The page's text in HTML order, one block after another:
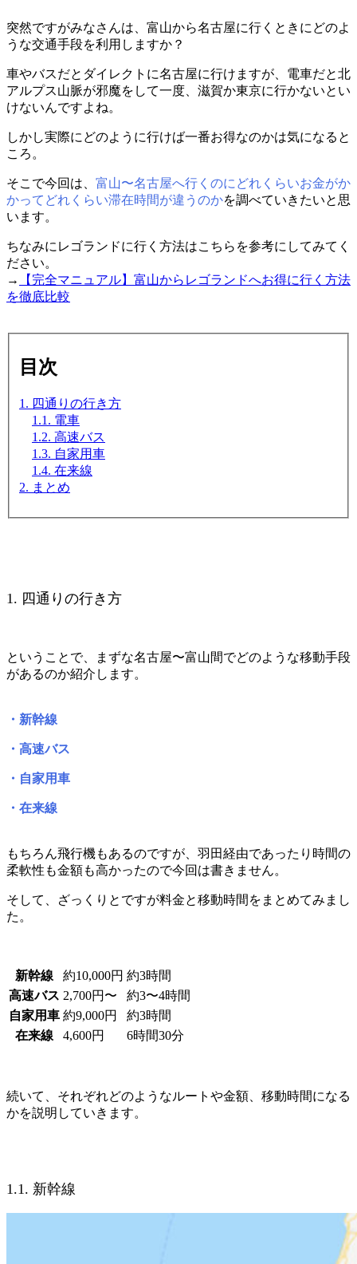
突然ですがみなさんは、富山から名古屋に行くときにどのよ
うな交通手段を利用しますか？
車やバスだとダイレクトに名古屋に行けますが、電車だと北
アルプス山脈が邪魔をして一度、滋賀か東京に行かないとい
けないんですよね。
しかし実際にどのように行けば一番お得なのかは気になると
ころ。
そこで今回は、 富山〜名古屋へ行くのにどれくらいお金がか
かってどれくらい滞在時間が違うのかを調べていきたいと思
います。
ちなみにレゴランドに行く方法はこちらを参考にしてみてく
ださい。
→
【完全マニュアル】富山からレゴランドへお得に行く方法
を徹底比較
目次
1. 四通りの行き方
1.1. 電車
1.2. 高速バス
1.3. 自家用車
1.4. 在来線
2. まとめ
1. 四通りの行き方
ということで、まずな名古屋〜富山間でどのような移動手段
があるのか紹介します。
・新幹線
・高速バス
・自家用車
・在来線
もちろん飛行機もあるのですが、羽田経由であったり時間の
柔軟性も金額も高かったので今回は書きません。
そして、ざっくりとですが料金と移動時間をまとめてみまし
た。
新幹線 約10,000円 約3時間
高速バス 2,700円〜
約3〜4時間
自家用車 約9,000円
約3時間
在来線
4,600円 6時間30分
続いて、それぞれどのようなルートや金額、移動時間になる
かを説明していきます。
1.1. 新幹線